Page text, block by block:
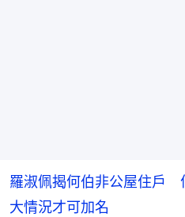
羅淑佩揭何伯非公屋住戶
大情況才可加名